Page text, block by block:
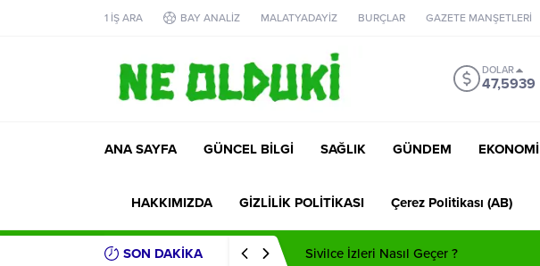
1 İŞ ARA BAY ANALİZ MALATYADAYİZ BURÇLAR GAZETE MANŞETLERİ
DOLAR
47,5939
ANA SAYFA GÜNCEL BİLGİ SAĞLIK GÜNDEM EKONOMİ
HAKKIMIZDA GİZLİLİK POLİTİKASI Çerez Politikası (AB)
SON DAKİKA Sivilce İzleri Nasıl Geçer ?